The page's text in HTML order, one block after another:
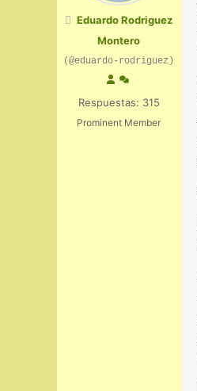
Eduardo Rodriguez
Montero
(@eduardo-rodriguez)
Respuestas: 315
Prominent Member